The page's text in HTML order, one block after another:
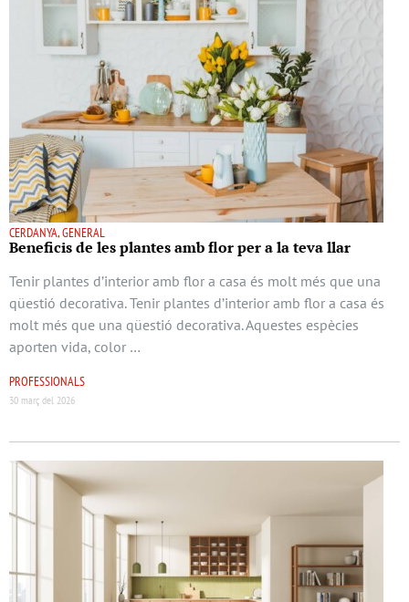
CERDANYA, GENERAL
Beneficis de les plantes amb flor per a la teva llar
Tenir plantes d’interior amb flor a casa és molt més que una
qüestió decorativa. Tenir plantes d’interior amb flor a casa és
molt més que una qüestió decorativa. Aquestes espècies
aporten vida, color …
PROFESSIONALS
30 març del 2026